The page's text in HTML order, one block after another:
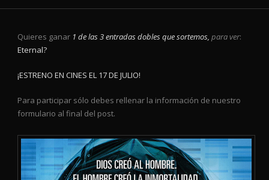
Quieres ganar 1 de las 3 entradas dobles que sortemos, para ver:
Eternal?
¡ESTRENO EN CINES EL 17 DE JULIO!
Para participar sólo debes rellenar la información de nuestro
formulario al final del post.